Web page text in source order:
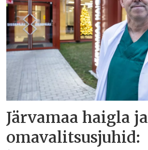
Järvamaa haigla ja
omavalitsusjuhid: